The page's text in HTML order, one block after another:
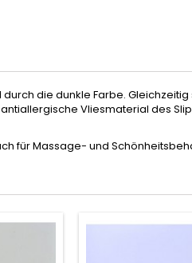
die dunkle Farbe. Gleichzeitig
Vliesmaterial des
für Massage- und